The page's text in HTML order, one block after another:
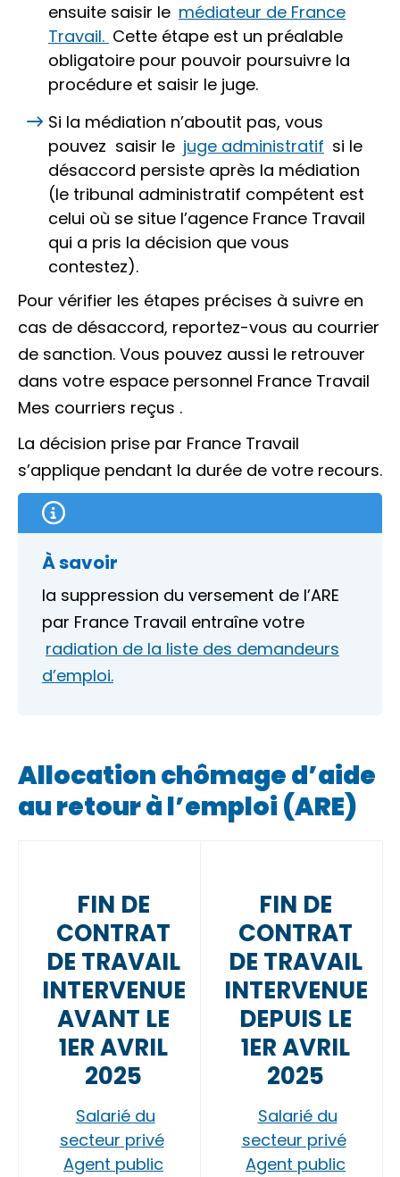
ensuite saisir le médiateur de France
Travail. Cette étape est un préalable
obligatoire pour pouvoir poursuivre la
procédure et saisir le juge.
Si la médiation n’aboutit pas, vous
pouvez saisir le juge administratif si le
désaccord persiste après la médiation
(le tribunal administratif compétent est
celui où se situe l’agence France Travail
qui a pris la décision que vous
contestez).
Pour vérifier les étapes précises à suivre en
cas de désaccord, reportez-vous au courrier
de sanction. Vous pouvez aussi le retrouver
dans votre espace personnel France Travail
Mes courriers reçus .
La décision prise par France Travail
s’applique pendant la durée de votre recours.
À savoir
la suppression du versement de l’ARE
par France Travail entraîne votre
radiation de la liste des demandeurs
d’emploi.
Allocation chômage d’aide
au retour à l’emploi (ARE)
FIN DE
CONTRAT
DE TRAVAIL
INTERVENUE
AVANT LE
1ER AVRIL
2025
Salarié du
secteur privé
Agent public
FIN DE
CONTRAT
DE TRAVAIL
INTERVENUE
DEPUIS LE
1ER AVRIL
2025
Salarié du
secteur privé
Agent public